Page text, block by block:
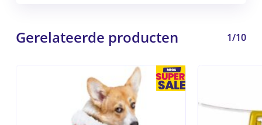
Gerelateerde producten 1/10